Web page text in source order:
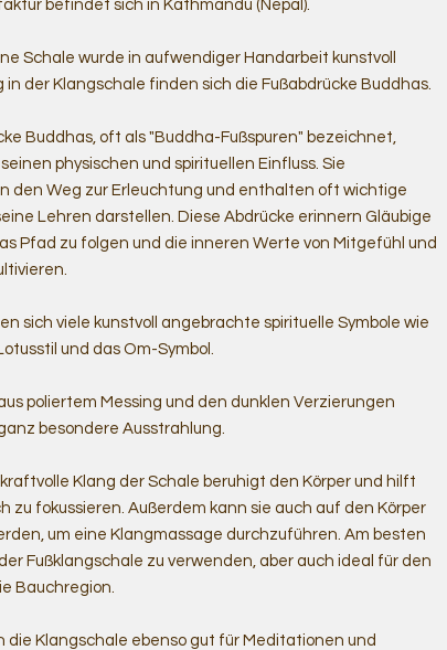
befindet sich in Kathmandu (Nepal).
Schale wurde in aufwendiger Handarbeit kunstvoll
in der Klangschale finden sich die Fußabdrücke Buddhas.
Buddhas, oft als "Buddha-Fußspuren" bezeichnet,
physischen und spirituellen Einfluss. Sie
den Weg zur Erleuchtung und enthalten oft wichtige
Lehren darstellen. Diese Abdrücke erinnern Gläubige
Pfad zu folgen und die inneren Werte von Mitgefühl und
sich viele kunstvoll angebrachte spirituelle Symbole wie
und das Om-Symbol.
poliertem Messing und den dunklen Verzierungen
besondere Ausstrahlung.
Klang der Schale beruhigt den Körper und hilft
zu fokussieren. Außerdem kann sie auch auf den Körper
um eine Klangmassage durchzuführen. Am besten
Fußklangschale zu verwenden, aber auch ideal für den
Bauchregion.
die Klangschale ebenso gut für Meditationen und